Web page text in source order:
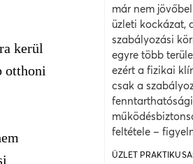
kerül
otthoni
már nem
üzleti kockázat,
szabályozási
egyre több
ezért a fizikai
csak a
feltétele –
ÜZLET